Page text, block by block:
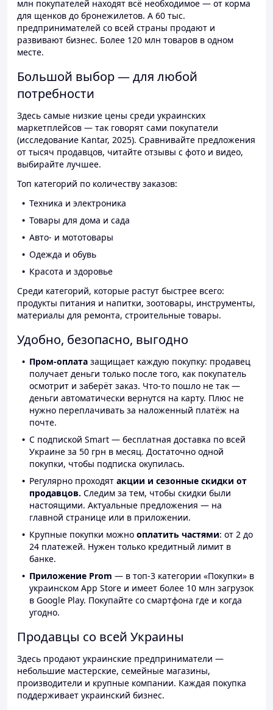
млн покупателей находят всё необходимое — от корма
для щенков до бронежилетов. А 60 тыс.
предпринимателей со всей страны продают и
развивают бизнес. Более 120 млн товаров в одном
месте.
Большой выбор — для любой
потребности
Здесь самые низкие цены среди украинских
маркетплейсов — так говорят сами покупатели
(исследование Kantar, 2025). Сравнивайте предложения
от тысяч продавцов, читайте отзывы с фото и видео,
выбирайте лучшее.
Топ категорий по количеству заказов:
Техника и электроника
Товары для дома и сада
Авто- и мототовары
Одежда и обувь
Красота и здоровье
Среди категорий, которые растут быстрее всего:
продукты питания и напитки, зоотовары, инструменты,
материалы для ремонта, строительные товары.
Удобно, безопасно, выгодно
Пром-оплата защищает каждую покупку: продавец
получает деньги только после того, как покупатель
осмотрит и заберёт заказ. Что-то пошло не так —
деньги автоматически вернутся на карту. Плюс не
нужно переплачивать за наложенный платёж на
почте.
С подпиской Smart — бесплатная доставка по всей
Украине за 50 грн в месяц. Достаточно одной
покупки, чтобы подписка окупилась.
Регулярно проходят акции и сезонные скидки от
продавцов. Следим за тем, чтобы скидки были
настоящими. Актуальные предложения — на
главной странице или в приложении.
Крупные покупки можно оплатить частями: от 2 до
24 платежей. Нужен только кредитный лимит в
банке.
Приложение Prom — в топ-3 категории «Покупки» в
украинском App Store и имеет более 10 млн загрузок
в Google Play. Покупайте со смартфона где и когда
угодно.
Продавцы со всей Украины
Здесь продают украинские предприниматели —
небольшие мастерские, семейные магазины,
производители и крупные компании. Каждая покупка
поддерживает украинский бизнес.